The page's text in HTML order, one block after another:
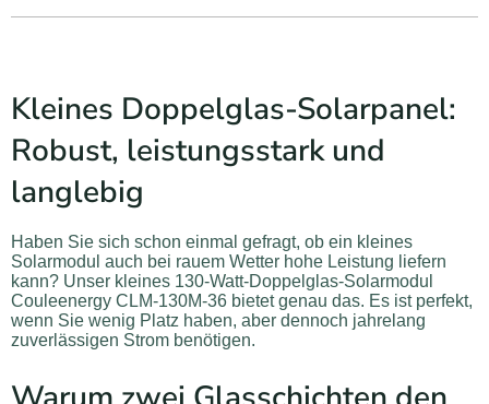
Kleines Doppelglas-Solarpanel:
Robust, leistungsstark und
langlebig
Haben Sie sich schon einmal gefragt, ob ein kleines
Solarmodul auch bei rauem Wetter hohe Leistung liefern
kann? Unser kleines 130-Watt-Doppelglas-Solarmodul
Couleenergy CLM-130M-36 bietet genau das. Es ist perfekt,
wenn Sie wenig Platz haben, aber dennoch jahrelang
zuverlässigen Strom benötigen.